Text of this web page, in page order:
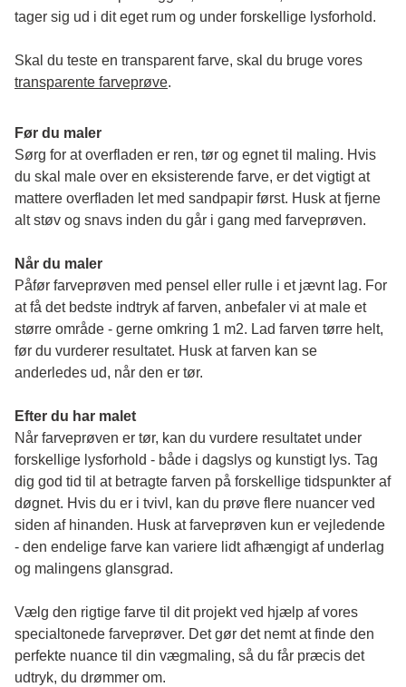
tager sig ud i dit eget rum og under forskellige lysforhold.
transparente farveprøve.
Før du maler
Sørg for at overfladen er ren, tør og egnet til maling. Hvis
du skal male over en eksisterende farve, er det vigtigt at
mattere overfladen let med sandpapir først. Husk at fjerne
alt støv og snavs inden du går i gang med farveprøven.
Når du maler
Påfør farveprøven med pensel eller rulle i et jævnt lag. For
at få det bedste indtryk af farven, anbefaler vi at male et
større område - gerne omkring 1 m2. Lad farven tørre helt,
før du vurderer resultatet. Husk at farven kan se
anderledes ud, når den er tør.
Efter du har malet
Når farveprøven er tør, kan du vurdere resultatet under
forskellige lysforhold - både i dagslys og kunstigt lys. Tag
dig god tid til at betragte farven på forskellige tidspunkter af
døgnet. Hvis du er i tvivl, kan du prøve flere nuancer ved
siden af hinanden. Husk at farveprøven kun er vejledende
- den endelige farve kan variere lidt afhængigt af underlag
og malingens glansgrad.
Vælg den rigtige farve til dit projekt ved hjælp af vores
specialtonede farveprøver. Det gør det nemt at finde den
perfekte nuance til din vægmaling, så du får præcis det
udtryk, du drømmer om.